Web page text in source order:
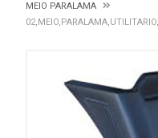
MEIO PARALAMA